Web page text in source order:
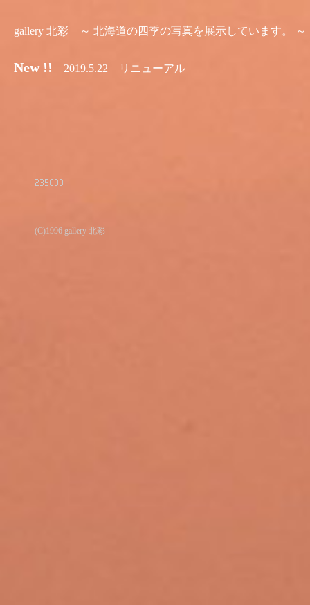
gallery 北彩 ～ 北海道の四季の写真を展示しています。 ～
New !! 2019.5.22 リニューアル
(C)1996 gallery 北彩